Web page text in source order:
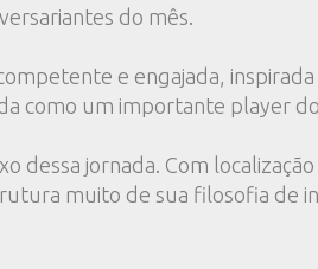
do mês.
e engajada,
como um importante player
dessa jornada. Com
muito de sua filosofia de